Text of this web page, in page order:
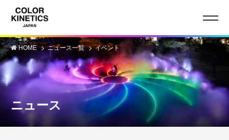
HOME ニュース一覧 イベント
ニュース